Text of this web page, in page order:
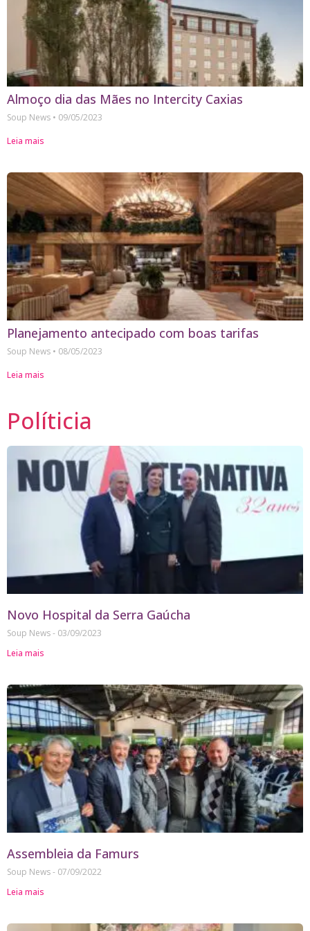
Almoço dia das Mães no Intercity Caxias
Soup News
09/05/2023
Leia mais
Planejamento antecipado com boas tarifas
Soup News
08/05/2023
Leia mais
Políticia
Novo Hospital da Serra Gaúcha
Soup News
03/09/2023
Leia mais
Assembleia da Famurs
Soup News
07/09/2022
Leia mais